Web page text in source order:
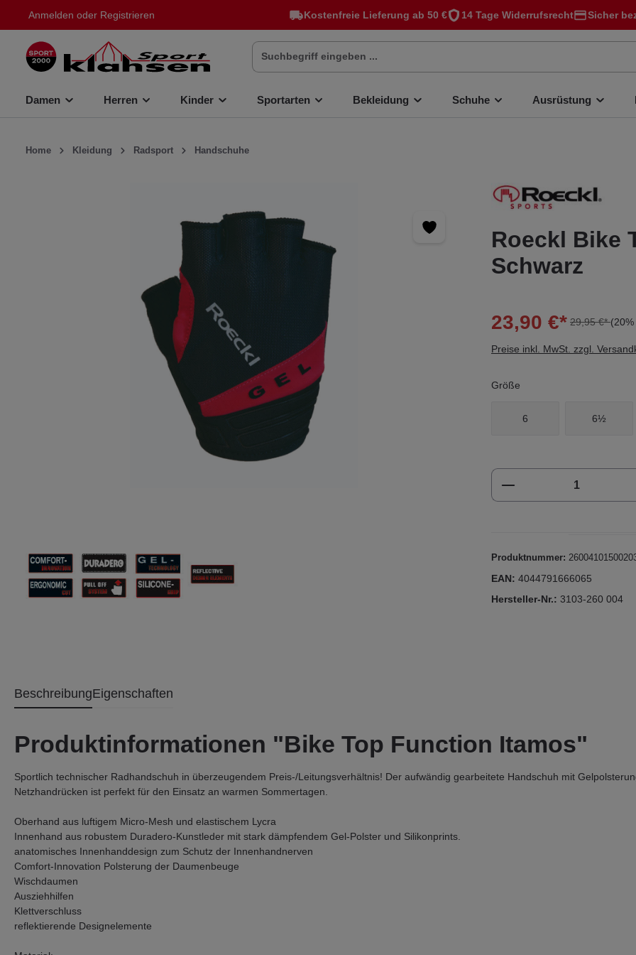
springen Kostenfreie Lieferung ab 50 € 14 Tage Widerrufsrecht Sicher
Anmelden oder Registrieren
Damen Herren Kinder Sportarten Bekleidung Schuhe Ausrüstung
Home Kleidung Radsport Handschuhe
Roeckl Bike
Schwarz
23,90 €* 29,95 €*
Preise inkl. MwSt. zzgl.
Größe
6 6½
Produkt Anzahl:
Produktnummer:
EAN: 4044791666065
Hersteller-Nr.: 3103-260 004
BeschreibungEigenschaften
Produktinformationen "Bike Top Function Itamos"
Sportlich technischer Radhandschuh in überzeugendem Preis-/Leitungsverhältnis! Der aufwändig gearbeitete Handschuh mit
Netzhandrücken ist perfekt für den Einsatz an warmen Sommertagen.
Oberhand aus luftigem Micro-Mesh und elastischem Lycra
Innenhand aus robustem Duradero-Kunstleder mit stark dämpfendem Gel-Polster und Silikonprints.
anatomisches Innenhanddesign zum Schutz der Innenhandnerven
Comfort-Innovation Polsterung der Daumenbeuge
Wischdaumen
Ausziehhilfen
Klettverschluss
reflektierende Designelemente